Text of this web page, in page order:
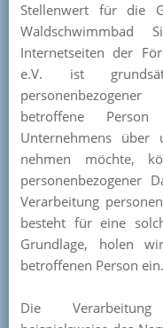
Stellenwert für die
Internetseiten der
e.V. ist
betroffene Person
Unternehmens über
nehmen möchte,
personenbezogener
Verarbeitung
besteht für eine
Grundlage, holen
betroffenen Person ein.
Die Verarbeitung